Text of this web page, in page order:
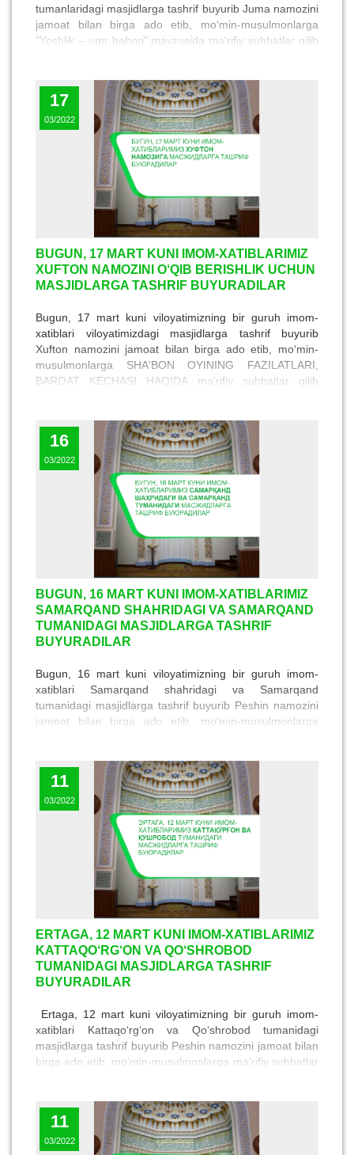
tumanlaridagi masjidlarga tashrif buyurib Juma namozini
jamoat bilan birga ado etib, mo‘min-musulmonlarga
"Yoshlik – umr bahori" mavzusida ma'rifiy suhbatlar qilib
17
03/2022
BUGUN, 17 MART KUNI IMOM-XATIBLARIMIZ
XUFTON NAMOZINI O‘QIB BERISHLIK UCHUN
MASJIDLARGA TASHRIF BUYURADILAR
Bugun, 17 mart kuni viloyatimizning bir guruh imom-
xatiblari viloyatimizdagi masjidlarga tashrif buyurib
Xufton namozini jamoat bilan birga ado etib, mo‘min-
musulmonlarga SHA'BON OYINING FAZILATLARI,
BAROAT KECHASI HAQIDA ma'rifiy suhbatlar qilib
16
03/2022
BUGUN, 16 MART KUNI IMOM-XATIBLARIMIZ
SAMARQAND SHAHRIDAGI VA SAMARQAND
TUMANIDAGI MASJIDLARGA TASHRIF
BUYURADILAR
Bugun, 16 mart kuni viloyatimizning bir guruh imom-
xatiblari Samarqand shahridagi va Samarqand
tumanidagi masjidlarga tashrif buyurib Peshin namozini
jamoat bilan birga ado etib, mo‘min-musulmonlarga
11
03/2022
ERTAGA, 12 MART KUNI IMOM-XATIBLARIMIZ
KATTAQO‘RG‘ON VA QO‘SHROBOD
TUMANIDAGI MASJIDLARGA TASHRIF
BUYURADILAR
Ertaga, 12 mart kuni viloyatimizning bir guruh imom-
xatiblari Kattaqo‘rg‘on va Qo‘shrobod tumanidagi
masjidlarga tashrif buyurib Peshin namozini jamoat bilan
birga ado etib, mo‘min-musulmonlarga ma'rifiy suhbatlar
11
03/2022